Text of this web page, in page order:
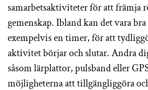
samarbetsaktiviteter för att främja
gemenskap. Ibland kan det vara
exempelvis en timer, för att
aktivitet börjar och slutar. Andra
såsom lärplattor, pulsband eller
möjligheterna att tillgängliggöra